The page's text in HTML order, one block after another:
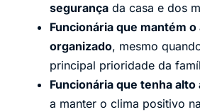
segurança da casa e dos
Funcionária que mantém
organizado, mesmo
principal prioridade da
Funcionária que tenha alto
a manter o clima positivo